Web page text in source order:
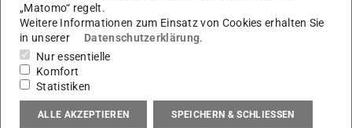
Ihr Kontakt am PTW
Ivana Valentina Ljubicic M. Sc.
„Matomo“ regelt.
Weitere Informationen zum Einsatz von Cookies erhalten Sie
in unserer
Datenschutzerklärung.
Nur essentielle
Komfort
Statistiken
ALLE AKZEPTIEREN SPEICHERN & SCHLIESSEN